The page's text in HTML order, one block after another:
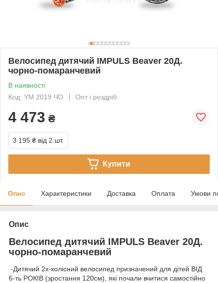
Велосипед дитячий IMPULS Beaver 20Д.
чорно-помаранчевий
В наявності
Код: YM 2019 ЧО
Опт і роздріб
4 473 ₴
3 195 ₴ від 2 шт.
Купити
Опис Характеристики Доставка Оплата Умови
Опис
Велосипед дитячий IMPULS Beaver 20Д.
чорно-помаранчевий
-Дитячий 2х-колісний велосипед призначений для дітей ВІД
6-ть РОКІВ (зростання 120см), які почали вчитися самостійно